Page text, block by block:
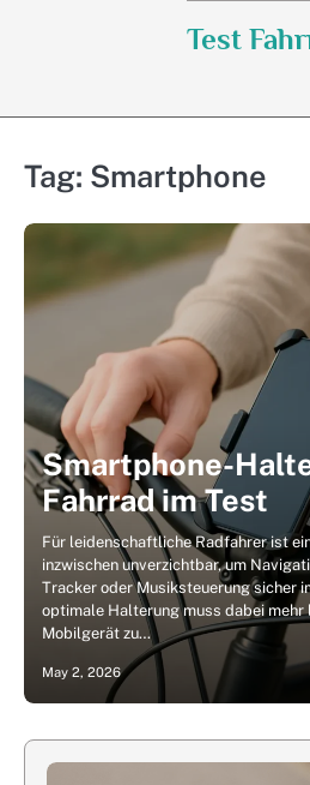
Test
Tag: Smartphone
Smartphone-
Fahrrad im Test
Für leidenschaftliche Radfahrer ist
inzwischen unverzichtbar, um
Tracker oder Musiksteuerung sicher
optimale Halterung muss dabei mehr
Mobilgerät zu…
May 2, 2026